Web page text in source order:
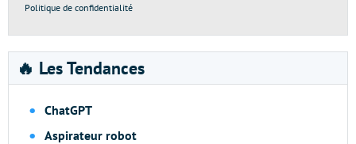
Politique de confidentialité
🔥 Les Tendances
ChatGPT
Aspirateur robot